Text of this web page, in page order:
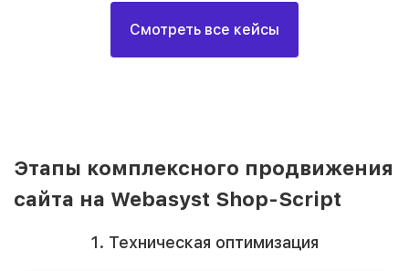
Смотреть все кейсы
Этапы комплексного продвижения
сайта на Webasyst Shop-Script
1. Техническая оптимизация